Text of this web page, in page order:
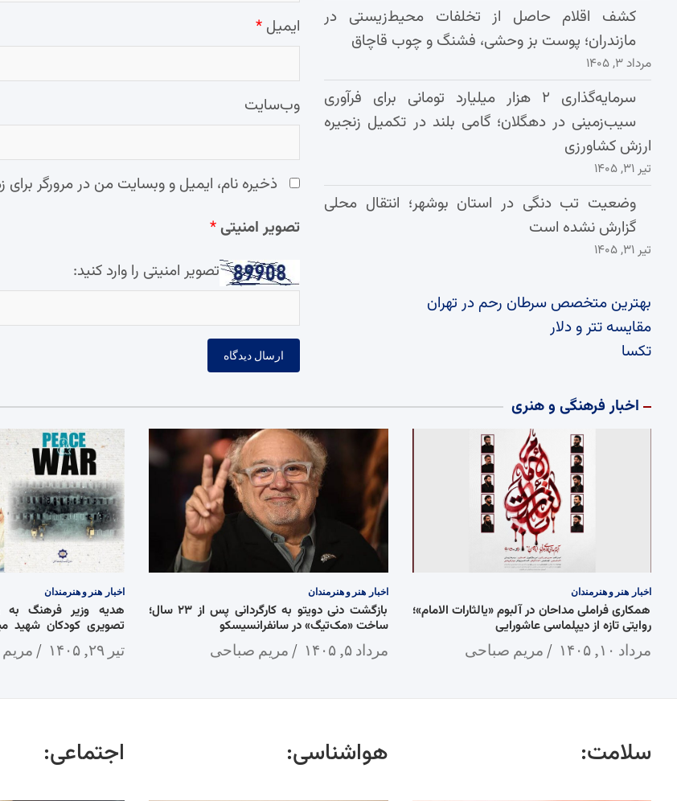
ایمیل *
وب‌سایت
ذخیره نام، ایمیل و وبسایت من در مرورگر
تصویر امنیتی*
تصویر امنیتی را وارد کنید:
کشف اقلام حاصل از تخلفات محیط‌زیستی در
مازندران؛ پوست بز وحشی، فشنگ و چوب قاچاق
مرداد ۳, ۱۴۰۵
سرمایه‌گذاری ۲ هزار میلیارد تومانی برای فرآوری
سیب‌زمینی در دهگلان؛ گامی بلند در تکمیل زنجیره
ارزش کشاورزی
تیر ۳۱, ۱۴۰۵
وضعیت تب دنگی در استان بوشهر؛ انتقال محلی
گزارش نشده است
تیر ۳۱, ۱۴۰۵
بهترین متخصص سرطان رحم در تهران
مقایسه تتر و دلار
تکسا
اخبار فرهنگی و هنری
اخبار هنر و هنرمندان
همکاری فراملی مداحان در آلبوم «یالثارات الامام»؛
روایتی تازه از دیپلماسی عاشورایی
مرداد ۱۰, ۱۴۰۵ مریم صباحی
اخبار هنر و هنرمندان
بازگشت دنی دویتو به کارگردانی پس از ۲۳ سال؛
ساخت «مک‌تیگ» در سانفرانسیسکو
مرداد ۵, ۱۴۰۵ مریم صباحی
اخبار هنر و هنرمندان
هدیه وزیر فرهنگ به
تصویری کودکان شهید
تیر ۲۹, ۱۴۰۵
سلامت: هواشناسی: اجتماعی: